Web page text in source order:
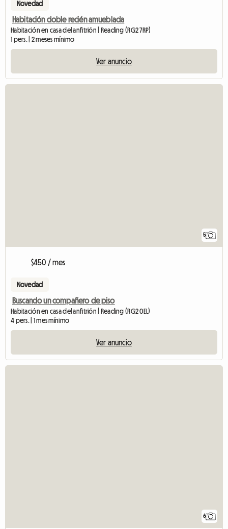
Novedad
Habitación doble recién amueblada
Habitación en casa del anfitrión | Reading (RG2 7RP)
1 pers. | 2 meses mínimo
Ver anuncio
5
$450 / mes
Novedad
Buscando un compañero de piso
Habitación en casa del anfitrión | Reading (RG2 0EL)
4 pers. | 1 mes mínimo
Ver anuncio
6